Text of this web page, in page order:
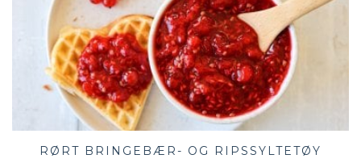
RØRT BRINGEBÆR- OG RIPSSYLTETØY